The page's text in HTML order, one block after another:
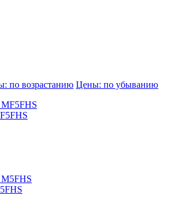
по возрастанию Цены: по убыванию